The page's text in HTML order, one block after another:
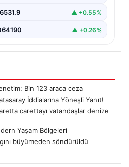
6531.9 ▲ +0.55%
▲ +0.26%
Bin 123 araca ceza
İddialarına Yöneşli Yanıt!
carettayı vatandaşlar denize
Yaşam Bölgeleri
büyümeden söndürüldü